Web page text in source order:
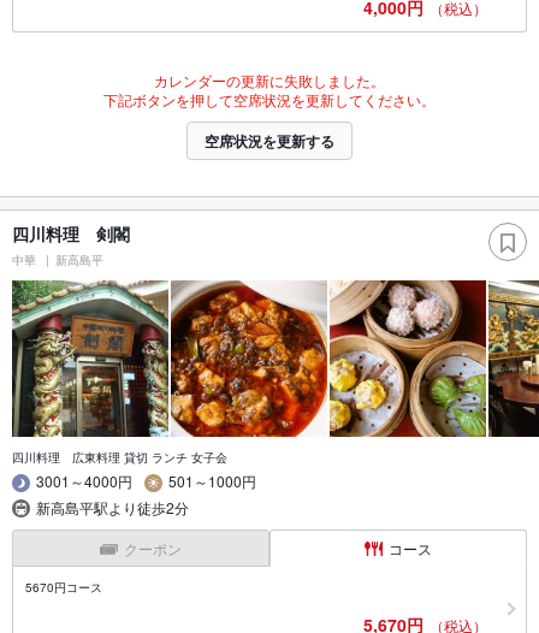
4,000円 （税込）
カレンダーの更新に失敗しました。
下記ボタンを押して空席状況を更新してください。
空席状況を更新する
四川料理 剣閣
中華 新高島平
四川料理 広東料理 貸切 ランチ 女子会
3001～4000円
501～1000円
新高島平駅より徒歩2分
クーポン コース
5670円コース
5,670円 （税込）